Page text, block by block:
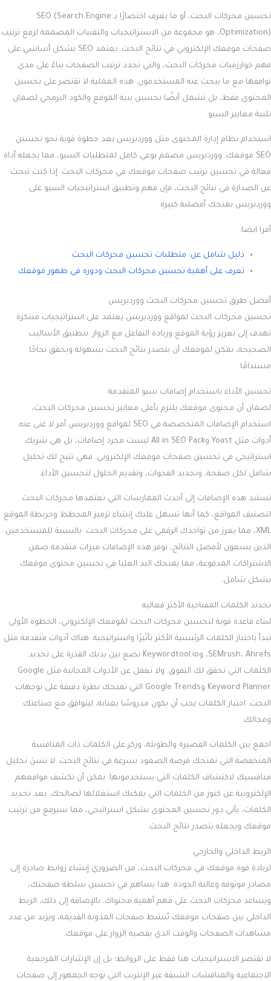
تحسين محركات البحث، أو ما يعرف اختصارًا بـ SEO (Search Engine
Optimization)، هو مجموعة من الاستراتيجيات والتقنيات المصممة لرفع ترتيب
صفحات موقعك الإلكتروني في نتائج البحث. يعتمد SEO بشكل أساسي على
فهم خوارزميات محركات البحث، والتي تحدد ترتيب الصفحات بناءً على مدى
توافقها مع ما يبحث عنه المستخدمون. هذه العملية لا تقتصر على تحسين
المحتوى فقط، بل تشمل أيضًا تحسين بنية الموقع والكود البرمجي لضمان
تلبية معايير السيو.
استخدام نظام إدارة المحتوى مثل ووردبريس يعد خطوة قوية نحو تحسين
SEO موقعك. ووردبريس مصمم بوعي كامل لمتطلبات السيو، مما يجعله أداة
فعالة في تحسين ترتيب صفحات موقعك في محركات البحث. إذا كنت تبحث
عن الصدارة في نتائج البحث، فإن فهم وتطبيق استراتيجيات السيو على
ووردبريس يمنحك أفضلية كبيرة.
أقرا ايضا:
دليل شامل عن: متطلبات تحسين محركات البحث
تعرف على أهمية تحسين محركات البحث ودوره في ظهور موقعك
أفضل طرق تحسين محركات البحث ووردبريس
تحسين محركات البحث لمواقع ووردبريس يعتمد على استراتيجيات مبتكرة
تهدف إلى تعزيز رؤية الموقع وزيادة التفاعل مع الزوار. بتطبيق الأساليب
الصحيحة، يمكن لموقعك أن يتصدر نتائج البحث بسهولة ويحقق نجاحًا
مستدامًا.
تحسين الأداء باستخدام إضافات سيو المتقدمة
لضمان أن محتوى موقعك يلتزم بأعلى معايير تحسين محركات البحث،
استخدام الإضافات المتخصصة في SEO لمواقع ووردبريس أمر لا غنى عنه.
أدوات مثل Yoast وAll in SEO Pack ليست مجرد إضافات، بل هي شريك
استراتيجي في تحسين صفحات موقعك الإلكتروني. فهي تتيح لك تحليل
شامل لكل صفحة، وتحديد الفجوات، وتقديم الحلول لتحسين الأداء.
تستند هذه الإضافات إلى أحدث الممارسات التي تعتمدها محركات البحث
لتصنيف المواقع، كما أنها تسهل عليك إنشاء ترميز المخطط وخريطة الموقع
XML، مما يعزز من تواجدك الرقمي على محركات البحث. بالنسبة للمستخدمين
الذين يسعون لأفضل النتائج، توفر هذه الإضافات ميزات متقدمة ضمن
الاشتراكات المدفوعة، مما يمنحك اليد العليا في تحسين محتوى موقعك
بشكل شامل.
تحديد الكلمات المفتاحية الأكثر فعالية
لبناء قاعدة قوية لتحسين محركات البحث لموقعك الإلكتروني، الخطوة الأولى
تبدأ باختيار الكلمات الرئيسية الأكثر تأثيرًا واستراتيجية. هناك أدوات متقدمة مثل
SEMrush، Ahrefs، وKeywordtool.io تضع بين يديك القدرة على تحديد
الكلمات التي تحقق لك التفوق. ولا تغفل عن الأدوات المجانية مثل Google
Keyword Planner وGoogle Trends التي تمنحك نظرة دقيقة على توجهات
البحث. اختيار الكلمات يجب أن يكون مدروسًا بعناية، ليتوافق مع صناعتك
ومجالك.
اجمع بين الكلمات القصيرة والطويلة، وركز على الكلمات ذات المنافسة
المنخفضة التي تمنحك فرصة الصعود بسرعة في نتائج البحث. لا تنسَ تحليل
منافسيك لاكتشاف الكلمات التي يستخدمونها. يمكن أن تكشف مواقعهم
الإلكترونية عن كنوز من الكلمات التي يمكنك استغلالها لصالحك. بعد تحديد
الكلمات، يأتي دور تحسين المحتوى بشكل استراتيجي، مما سيرفع من ترتيب
موقعك ويجعله يتصدر نتائج البحث.
الربط الداخلي والخارجي
لزيادة قوة موقعك في محركات البحث، من الضروري إنشاء روابط صادرة إلى
مصادر موثوقة وعالية الجودة. هذا يساهم في تحسين سلطة صفحتك،
ويساعد محركات البحث على فهم أهمية محتواك. بالإضافة إلى ذلك، الربط
الداخلي بين صفحات موقعك يُنشط صفحات المدونة القديمة، ويزيد من عدد
مشاهدات الصفحات والوقت الذي يقضيه الزوار على موقعك.
لا تقتصر الاستراتيجيات هنا فقط على الروابط؛ بل إن الإشارات المرجعية
الاجتماعية والمناقشات الشيقة عبر الإنترنت التي توجه الجمهور إلى صفحات